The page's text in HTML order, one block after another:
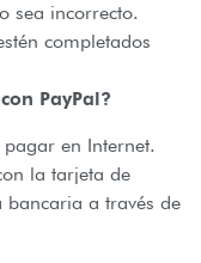
sea incorrecto.
completados
PayPal?
en Internet.
la tarjeta de
a través de